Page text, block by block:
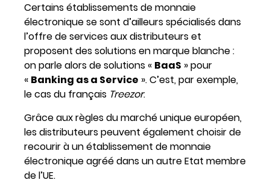
Certains établissements de monnaie
électronique se sont d’ailleurs spécialisés dans
l’offre de services aux distributeurs et
proposent des solutions en marque blanche :
on parle alors de solutions « BaaS » pour
« Banking as a Service ». C’est, par exemple,
le cas du français Treezor.
Grâce aux règles du marché unique européen,
les distributeurs peuvent également choisir de
recourir à un établissement de monnaie
électronique agréé dans un autre Etat membre
de l’UE.